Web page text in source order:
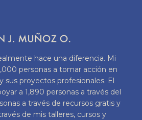
hace una diferencia. Mi
personas a tomar acción en
sus proyectos profesionales. El
a 1,890 personas a través del
a través de recursos gratis y
de mis talleres, cursos y